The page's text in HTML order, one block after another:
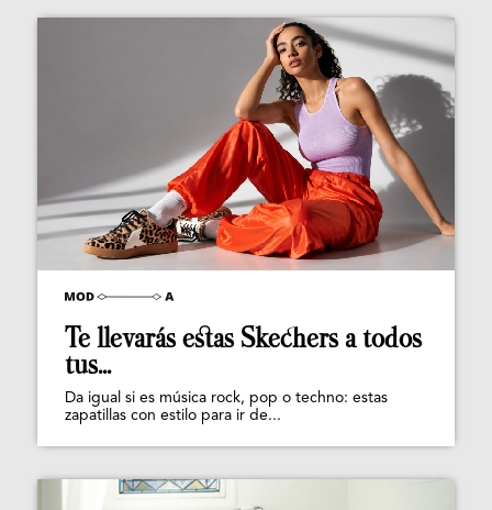
Te llevarás estas Skechers a todos
tus...
Da igual si es música rock, pop o techno: estas
zapatillas con estilo para ir de...